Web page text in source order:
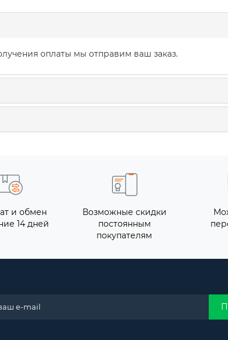
оплаты мы отправим ваш заказ.
и обмен
14 дней
Возможные скидки
постоянным
покупателям